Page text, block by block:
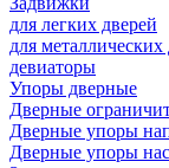
для легких дверей
для металлических
девиаторы
Упоры дверные
Дверные
Дверные упоры
Дверные упоры